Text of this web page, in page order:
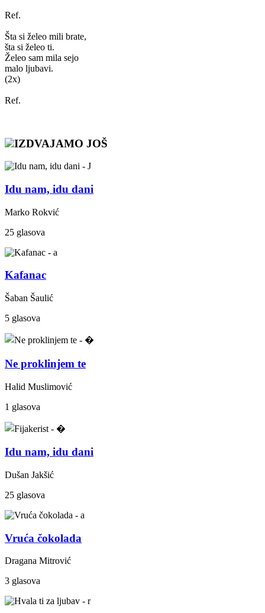
Ref.
Šta si želeo mili brate,
šta si želeo ti.
Želeo sam mila sejo
malo ljubavi.
(2x)
Ref.
IZDVAJAMO JOŠ
Idu nam, idu dani
Marko Rokvić
25 glasova
Kafanac
Šaban Šaulić
5 glasova
Ne proklinjem te
Halid Muslimović
1 glasova
Idu nam, idu dani
Dušan Jakšić
25 glasova
Vruća čokolada
Dragana Mitrović
3 glasova